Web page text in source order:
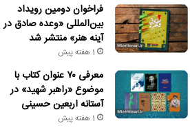
فراخوان دومین رویداد
بین‌المللی «وعده صادق در
آینه هنر» منتشر شد
1 هفته پیش
معرفی ۷۰ عنوان کتاب با
موضوع «راهبر شهید» در
آستانه اربعین حسینی
1 هفته پیش